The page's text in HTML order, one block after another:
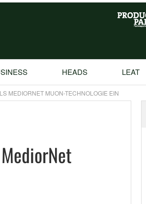
HEADS LEAT
MEDIORNET MUON-TECHNOLOGIE EIN